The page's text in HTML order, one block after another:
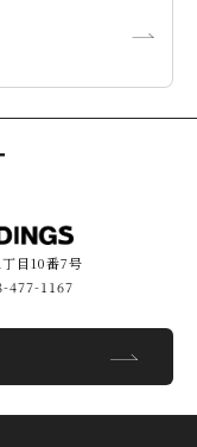
目10番7号
477-1167